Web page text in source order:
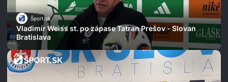
Šport.sk
Vladimír Weiss st. po zápase Tatran Prešov - Slovan
Bratislava